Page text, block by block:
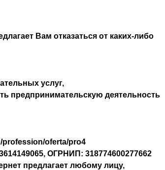
Вам отказаться от каких-либо
услуг,
предпринимательскую деятельность
profession/oferta/pro4
ОГРНИП: 318774600277662
предлагает любому лицу,